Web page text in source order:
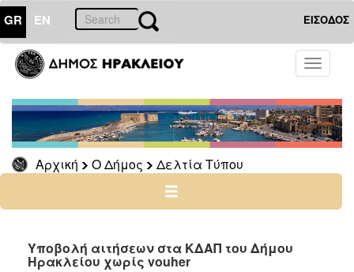
GR EN ΕΙΣΟΔΟΣ
Toggle
Αρχική Ο Δήμος Δελτία Τύπου
ΔΗΜΟΣ
Δελτία
Τύπου
Αρχείο
Υποβολή αιτήσεων στα ΚΔΑΠ του Δήμου
Ηρακλείου χωρίς vouher